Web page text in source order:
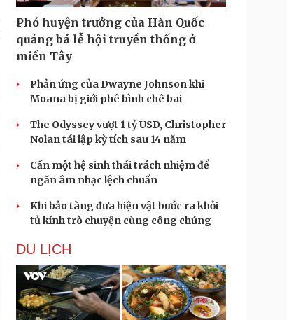
Phó huyện trưởng của Hàn Quốc
quảng bá lễ hội truyền thống ở
miền Tây
Phản ứng của Dwayne Johnson khi
Moana bị giới phê bình chê bai
The Odyssey vượt 1 tỷ USD, Christopher
Nolan tái lập kỳ tích sau 14 năm
Cần một hệ sinh thái trách nhiệm để
ngăn âm nhạc lệch chuẩn
Khi bảo tàng đưa hiện vật bước ra khỏi
tủ kính trò chuyện cùng công chúng
DU LỊCH